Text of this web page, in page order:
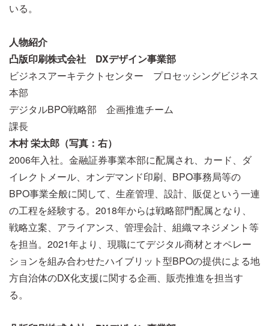
いる。
人物紹介
凸版印刷株式会社 DXデザイン事業部
ビジネスアーキテクトセンター プロセッシングビジネス
本部
デジタルBPO戦略部 企画推進チーム
課長
木村 栄太郎（写真：右）
2006年入社。金融証券事業本部に配属され、カード、ダ
イレクトメール、オンデマンド印刷、BPO事務局等の
BPO事業全般に関して、生産管理、設計、販促という一連
の工程を経験する。2018年からは戦略部門配属となり、
戦略立案、アライアンス、管理会計、組織マネジメント等
を担当。2021年より、現職にてデジタル商材とオペレー
ションを組み合わせたハイブリット型BPOの提供による地
方自治体のDX化支援に関する企画、販売推進を担当す
る。